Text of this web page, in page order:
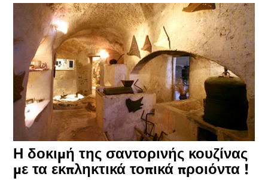
Η δοκιμή της σαντορινής κουζίνας
με τα εκπληκτικά τοπικά προιόντα !